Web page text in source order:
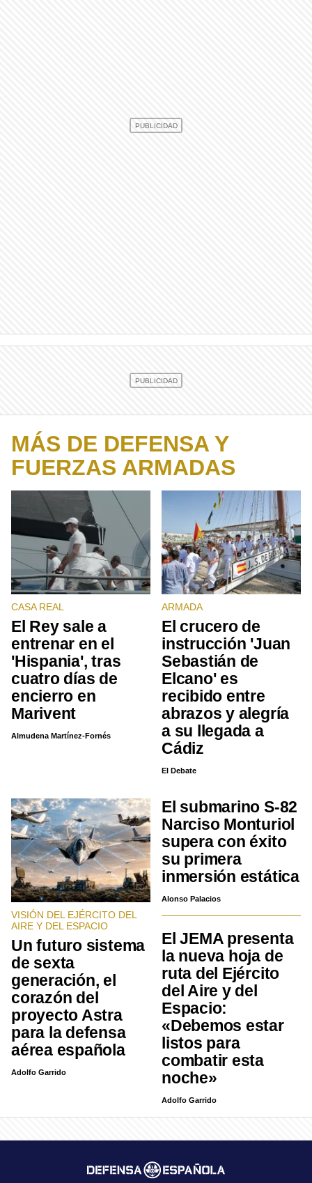
MÁS DE DEFENSA Y
FUERZAS ARMADAS
CASA REAL
El Rey sale a
entrenar en el
'Hispania', tras
cuatro días de
encierro en
Marivent
Almudena Martínez-Fornés
ARMADA
El crucero de
instrucción 'Juan
Sebastián de
Elcano' es
recibido entre
abrazos y alegría
a su llegada a
Cádiz
El Debate
VISIÓN DEL EJÉRCITO DEL
AIRE Y DEL ESPACIO
Un futuro sistema
de sexta
generación, el
corazón del
proyecto Astra
para la defensa
aérea española
Adolfo Garrido
El submarino S-82
Narciso Monturiol
supera con éxito
su primera
inmersión estática
Alonso Palacios
El JEMA presenta
la nueva hoja de
ruta del Ejército
del Aire y del
Espacio:
«Debemos estar
listos para
combatir esta
noche»
Adolfo Garrido